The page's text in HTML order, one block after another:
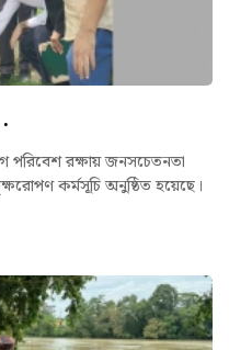
পরিবেশ রক্ষায় জনসচেতনতা
কর্মসূচি অনুষ্ঠিত হয়েছে।